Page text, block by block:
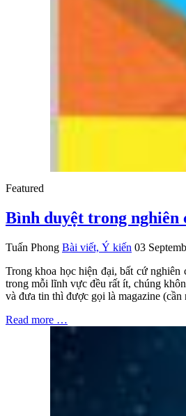
Featured
Bình duyệt trong nghiên
Tuấn Phong Bài viết, Ý kiến 03
Trong khoa học hiện đại, bất cứ
trong mỗi lĩnh vực đều rất ít, chúng
và đưa tin thì được gọi là magazine
Read more …